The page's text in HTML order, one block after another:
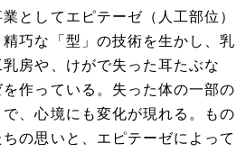
としてエピテーゼ（人工部位）
巧な「型」の技術を生かし、乳
房や、けがで失った耳たぶな
作っている。失った体の一部の
、心境にも変化が現れる。もの
の思いと、エピテーゼによって